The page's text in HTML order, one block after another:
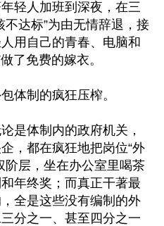
轻人加班到深夜，在三
达标”为由无情辞退，接
用自己的青春、电脑和
了免费的嫁衣。
体制的疯狂压榨。
是体制内的政府机关，
，都在疯狂地把岗位“外
阶层，坐在办公室里喝茶
年终奖；而真正干著最
全是这些没有编制的外
分之一、甚至四分之一